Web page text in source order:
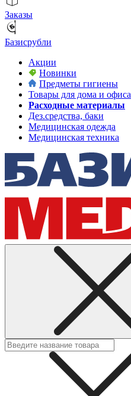
Заказы
Базисрубли
Акции
Новинки
Предметы гигиены
Товары для дома и офиса
Расходные материалы
Дез.средства, баки
Медицинская одежда
Медицинская техника